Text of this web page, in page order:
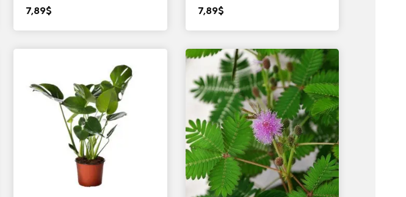
7,89$ 7,89$